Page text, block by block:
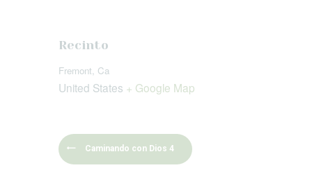
Recinto
Fremont, Ca
United States + Google Map
Caminando con Dios 4